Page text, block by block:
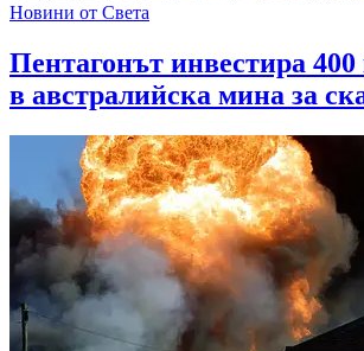
Новини от Света
Пентагонът инвестира
в австралийска мина за